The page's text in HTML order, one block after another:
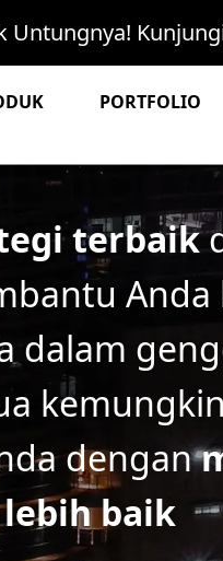
Untungnya!
PORTFOLIO
terbaik
dalam
dengan
baik